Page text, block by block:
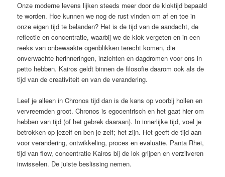
Onze moderne levens lijken steeds meer door de kloktijd bepaald
te worden. Hoe kunnen we nog de rust vinden om af en toe in
onze eigen tijd te belanden? Het is de tijd van de aandacht, de
reflectie en concentratie, waarbij we de klok vergeten en in een
reeks van onbewaakte ogenblikken terecht komen, die
onverwachte herinneringen, inzichten en dagdromen voor ons in
petto hebben. Kairos geldt binnen de filosofie daarom ook als de
tijd van de creativiteit en van de verandering.
Leef je alleen in Chronos tijd dan is de kans op voorbij hollen en
vervreemden groot. Chronos is egocentrisch en het gaat hier om
hebben van tijd (of het gebrek daaraan). In innerlijke tijd, voel je
betrokken op jezelf en ben je zelf; het zijn. Het geeft de tijd aan
voor verandering, ontwikkeling, proces en evaluatie. Panta Rhei,
tijd van flow, concentratie Kairos bij de lok grijpen en verzilveren
inwisselen. De juiste beslissing nemen.